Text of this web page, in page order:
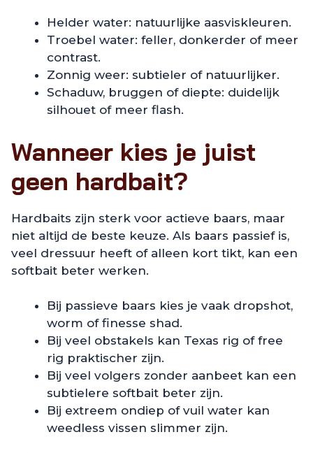
Helder water: natuurlijke aasviskleuren.
Troebel water: feller, donkerder of meer
contrast.
Zonnig weer: subtieler of natuurlijker.
Schaduw, bruggen of diepte: duidelijk
silhouet of meer flash.
Wanneer kies je juist
geen hardbait?
Hardbaits zijn sterk voor actieve baars, maar
niet altijd de beste keuze. Als baars passief is,
veel dressuur heeft of alleen kort tikt, kan een
softbait beter werken.
Bij passieve baars kies je vaak dropshot,
worm of finesse shad.
Bij veel obstakels kan Texas rig of free
rig praktischer zijn.
Bij veel volgers zonder aanbeet kan een
subtielere softbait beter zijn.
Bij extreem ondiep of vuil water kan
weedless vissen slimmer zijn.